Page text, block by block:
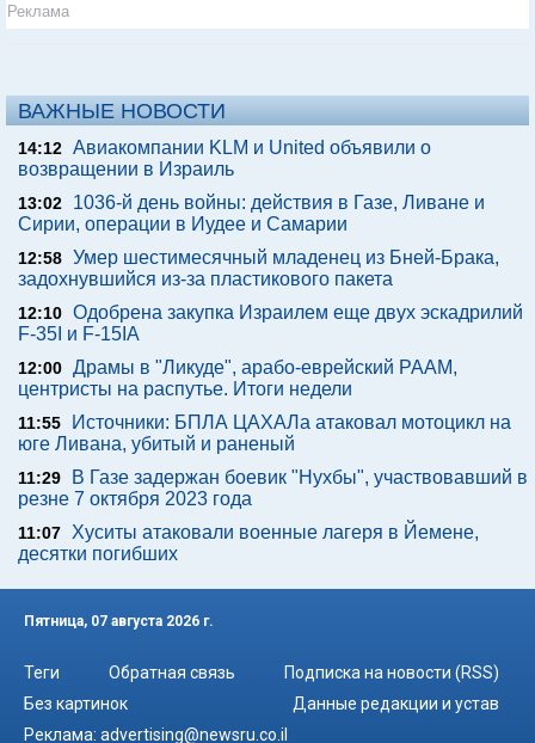
Реклама
ВАЖНЫЕ НОВОСТИ
14:12 Авиакомпании KLM и United объявили о
возвращении в Израиль
13:02
1036-й день войны: действия в Газе, Ливане и
Сирии, операции в Иудее и Самарии
12:58 Умер шестимесячный младенец из Бней-Брака,
задохнувшийся из-за пластикового пакета
12:10 Одобрена закупка Израилем еще двух эскадрилий
F-35I и F-15IA
12:00 Драмы в "Ликуде", арабо-еврейский РААМ,
центристы на распутье. Итоги недели
11:55
Источники: БПЛА ЦАХАЛа атаковал мотоцикл на
юге Ливана, убитый и раненый
11:29
В Газе задержан боевик "Нухбы", участвовавший в
резне 7 октября 2023 года
11:07 Хуситы атаковали военные лагеря в Йемене,
десятки погибших
Пятница, 07 августа 2026 г.
Теги Обратная связь
Подписка на новости (RSS)
Без картинок
Данные редакции и устав
Реклама: advertising@newsru.co.il